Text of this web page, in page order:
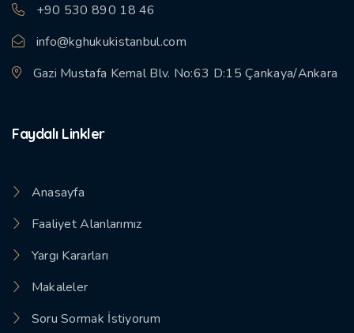
+90 530 890 18 46
info@kghukukistanbul.com
Gazi Mustafa Kemal Blv. No:63 D:15 Çankaya/Ankara
Faydalı Linkler
Anasayfa
Faaliyet Alanlarımız
Yargı Kararları
Makaleler
Soru Sormak İstiyorum